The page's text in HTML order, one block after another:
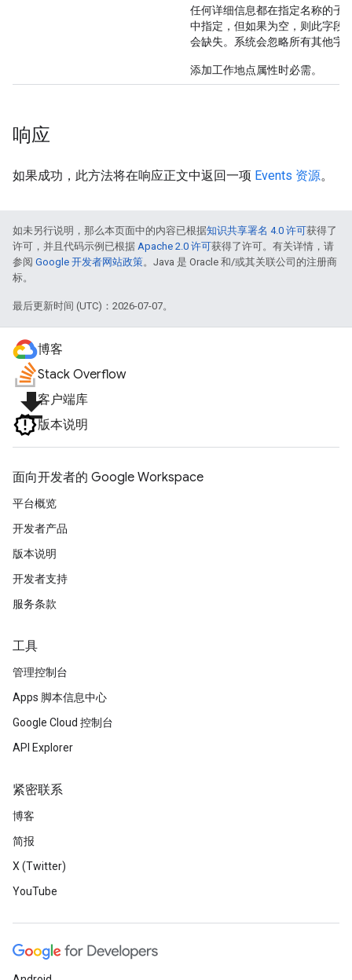
任何详细信息都在指定名称的子
中指定，但如果为空，则此字段
会缺失。系统会忽略所有其他字
添加工作地点属性时必需。
响应
如果成功，此方法将在响应正文中返回一项 Events 资源。
如未另行说明，那么本页面中的内容已根据知识共享署名 4.0 许可获得了
许可，并且代码示例已根据 Apache 2.0 许可获得了许可。有关详情，请
参阅 Google 开发者网站政策。Java 是 Oracle 和/或其关联公司的注册商
标。
最后更新时间 (UTC)：2026-07-07。
博客
Stack Overflow
file_download客户端库
版本说明
面向开发者的 Google Workspace
平台概览
开发者产品
版本说明
开发者支持
服务条款
工具
管理控制台
Apps 脚本信息中心
Google Cloud 控制台
API Explorer
紧密联系
博客
简报
X (Twitter)
YouTube